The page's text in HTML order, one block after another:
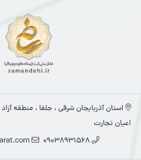
استان آذربایجان شرقی ، جلفا ، منطقه
اعیان تجارت
09038931568